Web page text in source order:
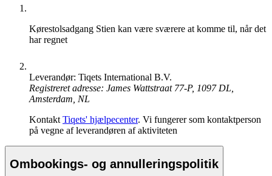
Kørestolsadgang Stien kan være sværere at komme til, når det
har regnet
Leverandør: Tiqets International B.V.
Registreret adresse: James Wattstraat 77-P, 1097 DL,
Amsterdam, NL
Kontakt Tiqets' hjælpecenter. Vi fungerer som kontaktperson
på vegne af leverandøren af aktiviteten
Ombookings- og annulleringspolitik